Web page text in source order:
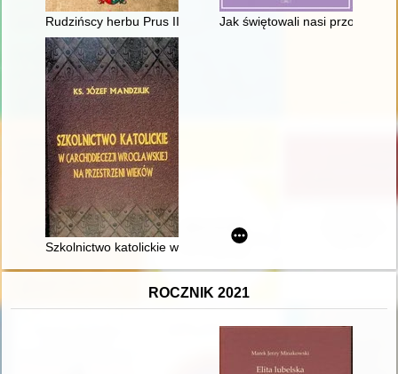
Rudzińscy herbu Prus III z ziemi ciechanowskiej w
Jak świętowali nasi
Szkolnictwo katolickie w (archi)diecezji wrocławskiej na
ROCZNIK 2021